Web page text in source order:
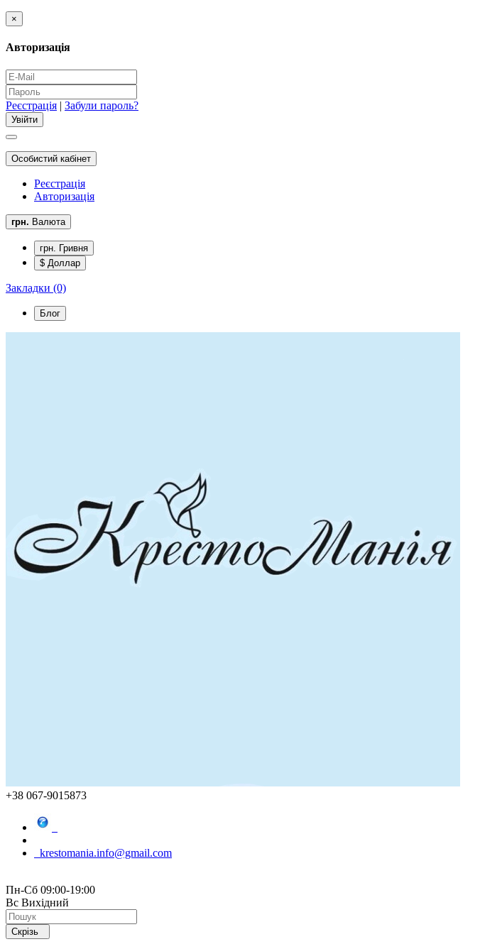
×
Авторизація
Реєстрація | Забули пароль?
Особистий кабінет
Реєстрація
Авторизація
грн. Валюта
грн. Гривня
$ Доллар
Закладки (0)
Блог
+38 067-9015873
krestomania.info@gmail.com
Пн-Сб 09:00-19:00
Вс Вихідний
Скрізь